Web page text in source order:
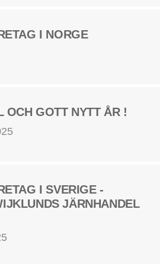
I NORGE
OCH GOTT NYTT ÅR !
I SVERIGE -
JÄRNHANDEL